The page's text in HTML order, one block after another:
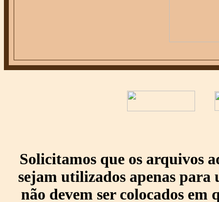
Solicitamos que os arquivos
sejam utilizados apenas para
não devem ser colocados